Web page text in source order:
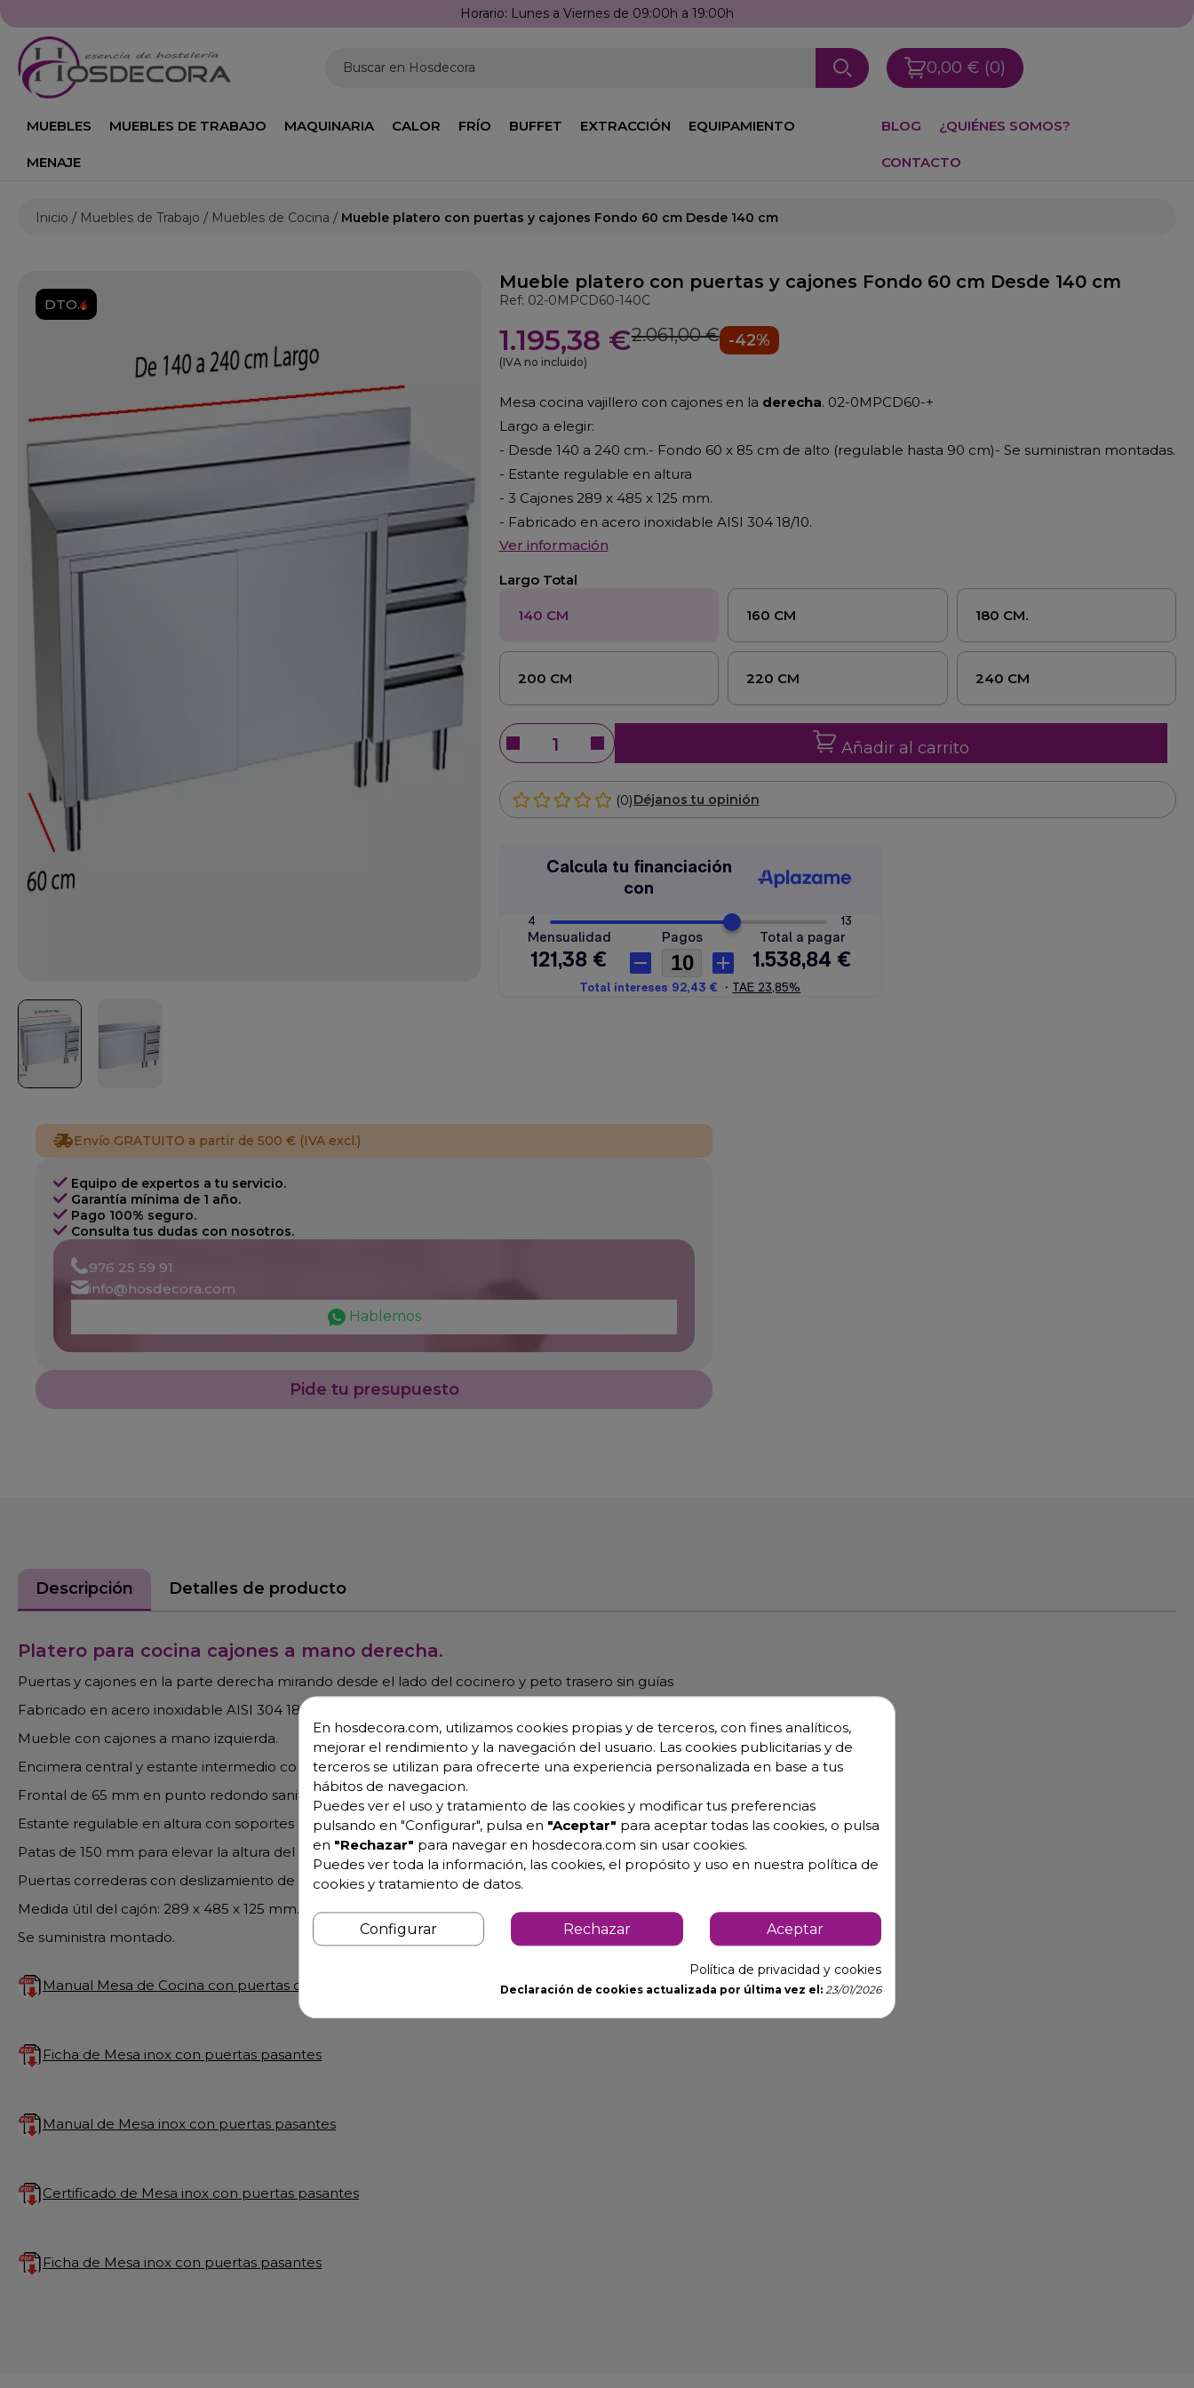
Llámanos: 976 25 59 91
Buscar en Hosdecora 0,00 € (0)
MUEBLES MUEBLES DE TRABAJO MAQUINARIA CALOR FRÍO BUFFET EXTRACCIÓN EQUIPAMIENTO
MENAJE
BLOG ¿QUIÉNES SOMOS?
CONTACTO
Inicio Muebles de Trabajo Muebles de Cocina Mueble platero con puertas y cajones Fondo 60 cm Desde 140 cm
DTO.
Mueble platero con puertas y cajones Fondo 60 cm Desde 140 cm
Ref: 02-0MPCD60-140C
1.195,38 €2.061,00 € -42%
(IVA no incluido)
Mesa cocina vajillero con cajones en la derecha. 02-0MPCD60-+
Largo a elegir:
- Desde 140 a 240 cm.- Fondo 60 x 85 cm de alto (regulable hasta 90 cm)- Se suministran montadas.
- Estante regulable en altura
- 3 Cajones 289 x 485 x 125 mm.
- Fabricado en acero inoxidable AISI 304 18/10.
Ver información
Largo Total
140 CM 160 CM 180 CM.
200 CM 220 CM 240 CM
Añadir al carrito
(0)Déjanos tu opinión
Envío GRATUITO a partir de 500 € (IVA excl.)
Equipo de expertos a tu servicio.
Garantía mínima de 1 año.
Pago 100% seguro.
Consulta tus dudas con nosotros.
976 25 59 91
info@hosdecora.com
Hablemos
Pide tu presupuesto
Descripción Detalles de producto
Platero para cocina cajones a mano derecha.
Puertas y cajones en la parte derecha mirando desde el lado del cocinero y peto trasero sin guías
Fabricado en acero inoxidable AISI 304 18/10.
Mueble con cajones a mano izquierda.
Encimera central y estante intermedio con omegas de refuerzo.
Frontal de 65 mm en punto redondo sanitario, totalmente soldado.
Estante regulable en altura con soportes de gran robustez.
Patas de 150 mm para elevar la altura del mueble desde los 850 hasta los 920 mm.
Puertas correderas con deslizamiento de gran suavidad, sin guías inferiores para facilitar la limpieza.
Medida útil del cajón: 289 x 485 x 125 mm.
Se suministra montado.
Manual Mesa de Cocina con puertas correderas
Ficha de Mesa inox con puertas pasantes
Manual de Mesa inox con puertas pasantes
Certificado de Mesa inox con puertas pasantes
Ficha de Mesa inox con puertas pasantes
En hosdecora.com, utilizamos cookies propias y de terceros, con fines analíticos,
mejorar el rendimiento y la navegación del usuario. Las cookies publicitarias y de
terceros se utilizan para ofrecerte una experiencia personalizada en base a tus
hábitos de navegacion.
Puedes ver el uso y tratamiento de las cookies y modificar tus preferencias
pulsando en "Configurar", pulsa en "Aceptar" para aceptar todas las cookies, o pulsa
en "Rechazar" para navegar en hosdecora.com sin usar cookies.
Puedes ver toda la información, las cookies, el propósito y uso en nuestra política de
cookies y tratamiento de datos.
Configurar Rechazar Aceptar
Política de privacidad y cookies
Declaración de cookies actualizada por última vez el: 23/01/2026